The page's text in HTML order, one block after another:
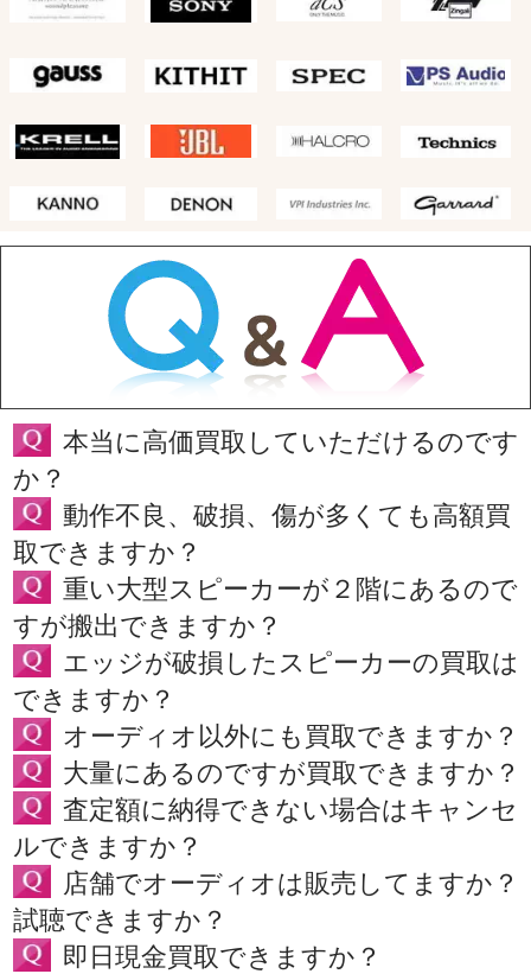
本当に高価買取していただけるのです
か？
動作不良、破損、傷が多くても高額買
取できますか？
重い大型スピーカーが２階にあるので
すが搬出できますか？
エッジが破損したスピーカーの買取は
できますか？
オーディオ以外にも買取できますか？
大量にあるのですが買取できますか？
査定額に納得できない場合はキャンセ
ルできますか？
店舗でオーディオは販売してますか？
試聴できますか？
即日現金買取できますか？